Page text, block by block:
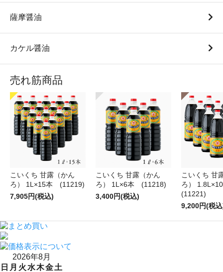
薩摩醤油
カケル醤油
売れ筋商品
こいくち 甘露（かん
ろ） 1L×15本 (11219)
7,905円(税込)
こいくち 甘露（かん
ろ） 1L×6本 (11218)
3,400円(税込)
こいくち 甘
ろ）
(11221)
9,200円(税
2026年8月
日 月 火 水木金土